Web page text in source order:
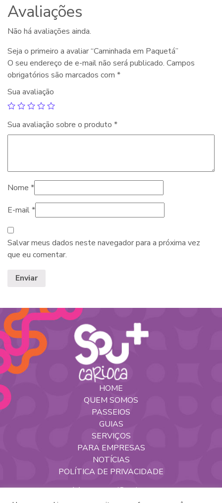
Avaliações
Não há avaliações ainda.
Seja o primeiro a avaliar “Caminhada em Paquetá”
O seu endereço de e-mail não será publicado. Campos
obrigatórios são marcados com *
Sua avaliação
Sua avaliação sobre o produto *
Nome *
E-mail*
Salvar meus dados neste navegador para a próxima vez
que eu comentar.
HOME
QUEM SOMOS
PASSEIOS
GUIAS
SERVIÇOS
PARA EMPRESAS
NOTÍCIAS
POLÍTICA DE PRIVACIDADE
Nossas Redes